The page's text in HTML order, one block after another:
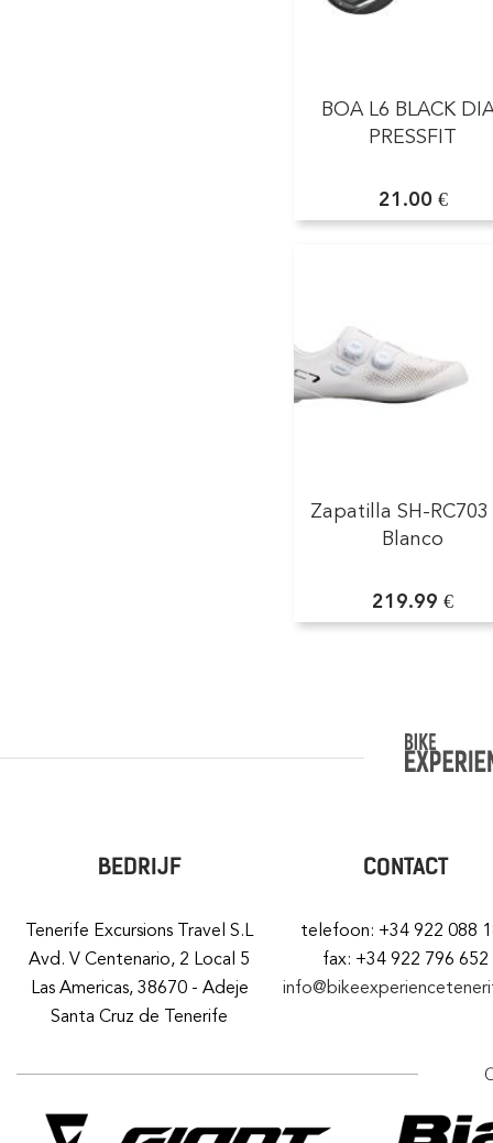
BOA L6 BLACK
PRESSFIT
21.00 €
Zapatilla SH-RC703
Blanco
219.99 €
BEDRIJF
Tenerife Excursions Travel S.L
Avd. V Centenario, 2 Local 5
Las Americas, 38670 - Adeje
Santa Cruz de Tenerife
CONTACT
telefoon: +34 922 088
fax: +34 922 796 652